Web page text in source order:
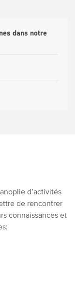
dans notre
d’activités
de rencontrer
connaissances et